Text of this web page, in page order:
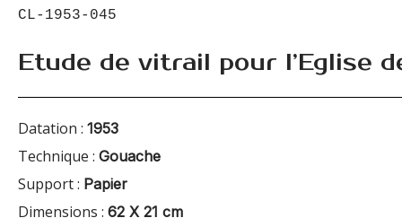
CL-1953-045
Etude de vitrail pour l’Eglise
Datation : 1953
Technique : Gouache
Support : Papier
Dimensions : 62 X 21 cm